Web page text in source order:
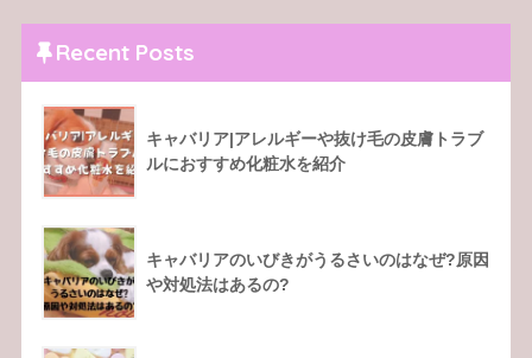
Recent Posts
キャバリア|アレルギーや抜け毛の皮膚トラブ
ルにおすすめ化粧水を紹介
キャバリアのいびきがうるさいのはなぜ?原因
や対処法はあるの?